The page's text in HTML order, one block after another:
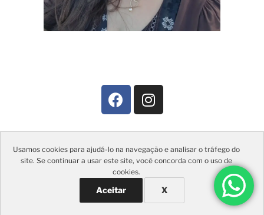
Usamos cookies para ajudá-lo na navegação e analisar o tráfego do
site. Se continuar a usar este site, você concorda com o uso de
cookies.
Aceitar X
Todos os direitos reservados. Clinica Immune | 2022 |
Desenvolvido por Data Pauta.